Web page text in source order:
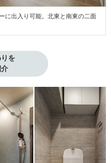
に出入り可能。北東と南東の二面
を